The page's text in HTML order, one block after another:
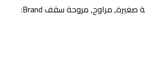
صغيرة,مراوح,مروحة سقفBrand: